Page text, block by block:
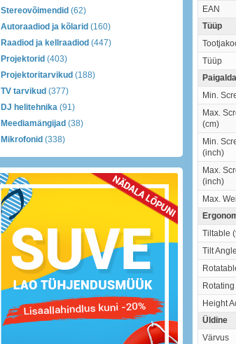
Stereovõimendid (62)
Autoraadiod ja kõlarid (160)
Raadiod ja kellraadiod (447)
Projektorid (403)
Projektoritarvikud (188)
TV tarvikud (377)
DJ helitehnika (91)
Meediamängijad (38)
Mikrofonid (338)
EAN
Tüüp
Tüüp
Min.
Max.
(cm)
Min.
(inch)
Max.
(inch)
Max.
Tiltable
Tilt
Height
Üldine
Värvus